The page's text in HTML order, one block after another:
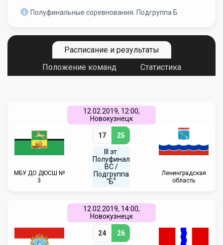
Полуфинальные соревнования. Подгруппа Б
Расписание и результаты
Положение команд
Статистика
МБУ ДО ДЮСШ №
3
12.02.2019, 12:00,
Новокузнецк
17 25
III эт.
Полуфинал
ВC /
Подгруппа
"Б"
Ленинградская
область
12.02.2019, 14:00,
Новокузнецк
24 26